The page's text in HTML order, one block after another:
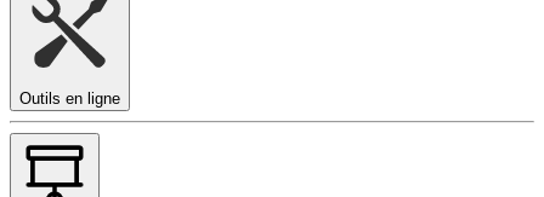
Outils en ligne